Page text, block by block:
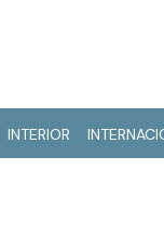
INTERIOR